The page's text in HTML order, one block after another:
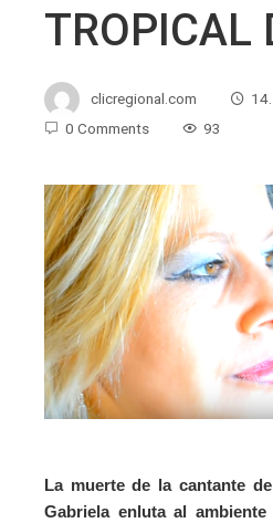
TROPICAL
clicregional.com
0 Comments
93
La muerte de la cantante
Gabriela enluta al